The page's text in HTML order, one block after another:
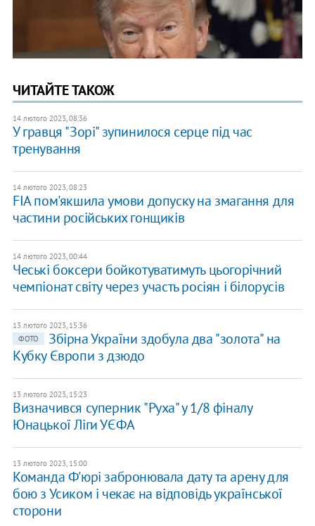
ЧИТАЙТЕ ТАКОЖ
14 лютого 2023, 08:36
У гравця "Зорі" зупинилося серце під час
тренування
14 лютого 2023, 08:23
FIA пом'якшила умови допуску на змагання для
частини російських гонщиків
14 лютого 2023, 00:44
Чеські боксери бойкотуватимуть цьогорічний
чемпіонат світу через участь росіян і білорусів
13 лютого 2023, 15:36
ФОТО
Збірна України здобула два "золота" на
Кубку Європи з дзюдо
13 лютого 2023, 15:23
Визначився суперник "Руха" у 1/8 фіналу
Юнацької Ліги УЄФА
13 лютого 2023, 15:00
Команда Ф'юрі забронювала дату та арену для
бою з Усиком і чекає на відповідь української
сторони